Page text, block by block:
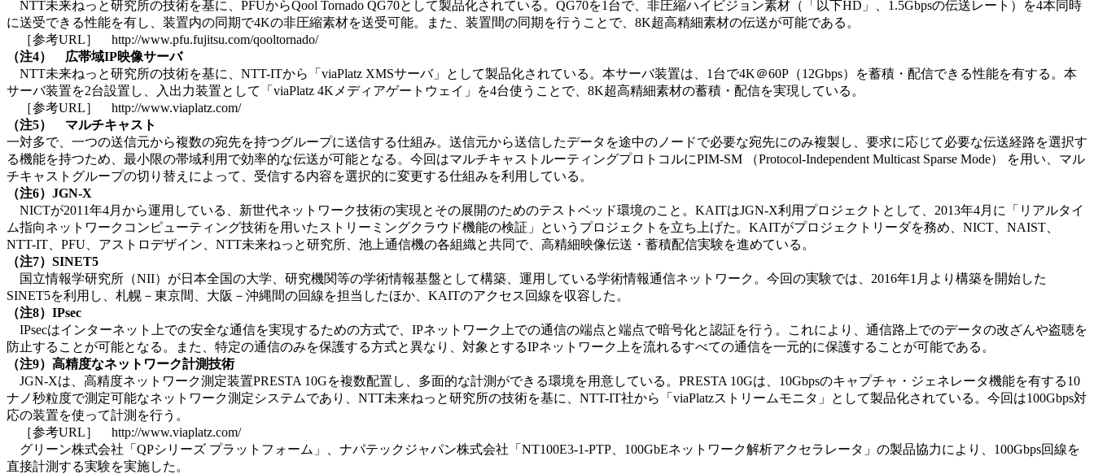
NTT未来ねっと研究所の技術を基に、PFUからQool Tornado QG70として製品化されている。QG70を1台で、非圧縮ハイビジョン素材（「以下HD」、1.5Gbpsの伝送レート）を4本同時
に送受できる性能を有し、装置内の同期で4Kの非圧縮素材を送受可能。また、装置間の同期を行うことで、8K超高精細素材の伝送が可能である。
［参考URL］ http://www.pfu.fujitsu.com/qooltornado/
（注4） 広帯域IP映像サーバ
NTT未来ねっと研究所の技術を基に、NTT-ITから「viaPlatz XMSサーバ」として製品化されている。本サーバ装置は、1台で4K＠60P（12Gbps）を蓄積・配信できる性能を有する。本
サーバ装置を2台設置し、入出力装置として「viaPlatz 4Kメディアゲートウェイ」を4台使うことで、8K超高精細素材の蓄積・配信を実現している。
［参考URL］ http://www.viaplatz.com/
（注5） マルチキャスト
一対多で、一つの送信元から複数の宛先を持つグループに送信する仕組み。送信元から送信したデータを途中のノードで必要な宛先にのみ複製し、要求に応じて必要な伝送経路を選択す
る機能を持つため、最小限の帯域利用で効率的な伝送が可能となる。今回はマルチキャストルーティングプロトコルにPIM-SM （Protocol-Independent Multicast Sparse Mode） を用い、マル
チキャストグループの切り替えによって、受信する内容を選択的に変更する仕組みを利用している。
（注6）JGN-X
NICTが2011年4月から運用している、新世代ネットワーク技術の実現とその展開のためのテストベッド環境のこと。KAITはJGN-X利用プロジェクトとして、2013年4月に「リアルタイ
ム指向ネットワークコンピューティング技術を用いたストリーミングクラウド機能の検証」というプロジェクトを立ち上げた。KAITがプロジェクトリーダを務め、NICT、NAIST、
NTT-IT、PFU、アストロデザイン、NTT未来ねっと研究所、池上通信機の各組織と共同で、高精細映像伝送・蓄積配信実験を進めている。
（注7）SINET5
国立情報学研究所（NII）が日本全国の大学、研究機関等の学術情報基盤として構築、運用している学術情報通信ネットワーク。今回の実験では、2016年1月より構築を開始した
SINET5を利用し、札幌－東京間、大阪－沖縄間の回線を担当したほか、KAITのアクセス回線を収容した。
（注8）IPsec
IPsecはインターネット上での安全な通信を実現するための方式で、IPネットワーク上での通信の端点と端点で暗号化と認証を行う。これにより、通信路上でのデータの改ざんや盗聴を
防止することが可能となる。また、特定の通信のみを保護する方式と異なり、対象とするIPネットワーク上を流れるすべての通信を一元的に保護することが可能である。
（注9）高精度なネットワーク計測技術
JGN-Xは、高精度ネットワーク測定装置PRESTA 10Gを複数配置し、多面的な計測ができる環境を用意している。PRESTA 10Gは、10Gbpsのキャプチャ・ジェネレータ機能を有する10
ナノ秒粒度で測定可能なネットワーク測定システムであり、NTT未来ねっと研究所の技術を基に、NTT-IT社から「viaPlatzストリームモニタ」として製品化されている。今回は100Gbps対
応の装置を使って計測を行う。
［参考URL］ http://www.viaplatz.com/
グリーン株式会社「QPシリーズ プラットフォーム」、ナパテックジャパン株式会社「NT100E3-1-PTP、100GbEネットワーク解析アクセラレータ」の製品協力により、100Gbps回線を
直接計測する実験を実施した。